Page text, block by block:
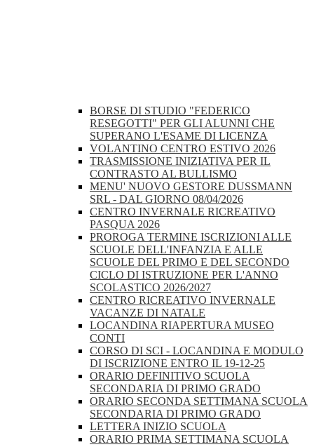
BORSE DI STUDIO "FEDERICO
RESEGOTTI" PER GLI ALUNNI CHE
SUPERANO L'ESAME DI LICENZA
VOLANTINO CENTRO ESTIVO 2026
TRASMISSIONE INIZIATIVA PER IL
CONTRASTO AL BULLISMO
MENU' NUOVO GESTORE DUSSMANN
SRL - DAL GIORNO 08/04/2026
CENTRO INVERNALE RICREATIVO
PASQUA 2026
PROROGA TERMINE ISCRIZIONI ALLE
SCUOLE DELL'INFANZIA E ALLE
SCUOLE DEL PRIMO E DEL SECONDO
CICLO DI ISTRUZIONE PER L'ANNO
SCOLASTICO 2026/2027
CENTRO RICREATIVO INVERNALE
VACANZE DI NATALE
LOCANDINA RIAPERTURA MUSEO
CONTI
CORSO DI SCI - LOCANDINA E MODULO
DI ISCRIZIONE ENTRO IL 19-12-25
ORARIO DEFINITIVO SCUOLA
SECONDARIA DI PRIMO GRADO
ORARIO SECONDA SETTIMANA SCUOLA
SECONDARIA DI PRIMO GRADO
LETTERA INIZIO SCUOLA
ORARIO PRIMA SETTIMANA SCUOLA